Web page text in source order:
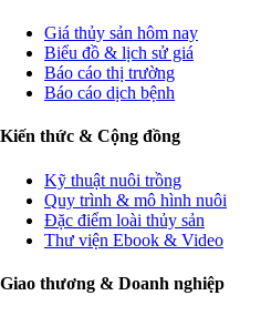
Giá thủy sản hôm nay
Biểu đồ & lịch sử giá
Báo cáo thị trường
Báo cáo dịch bệnh
Kiến thức & Cộng đồng
Kỹ thuật nuôi trồng
Quy trình & mô hình nuôi
Đặc điểm loài thủy sản
Thư viện Ebook & Video
Giao thương & Doanh nghiệp